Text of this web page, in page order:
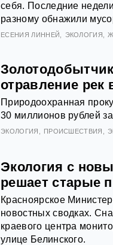
себя. Последние
разному обнажили
ЕСЕНИЯ ЛИННЕЙ ЭКОЛОГИЯ
отравление рек
Природоохранная
30 миллионов рублей
ЭКОЛОГИЯ ПРОИСШЕСТВИЯ
Экология с
решает старые
Красноярское
новостных сводках.
краевого центра
улице Белинского.